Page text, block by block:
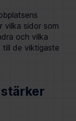
vilka sidor som
och vilka
till de viktigaste